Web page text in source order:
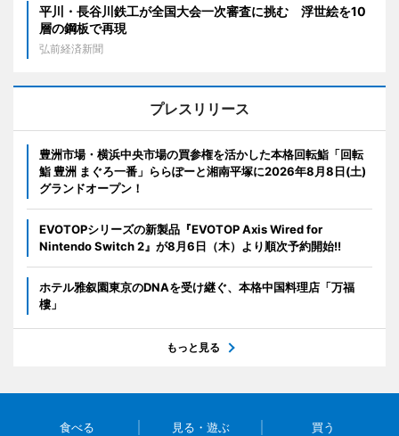
平川・長谷川鉄工が全国大会一次審査に挑む 浮世絵を10
層の鋼板で再現
弘前経済新聞
プレスリリース
豊洲市場・横浜中央市場の買参権を活かした本格回転鮨「回転
鮨 豊洲 まぐろ一番」ららぽーと湘南平塚に2026年8月8日(土)
グランドオープン！
EVOTOPシリーズの新製品『EVOTOP Axis Wired for
Nintendo Switch 2』が8月6日（木）より順次予約開始!!
ホテル雅叙園東京のDNAを受け継ぐ、本格中国料理店「万福
樓」
もっと見る
食べる 見る・遊ぶ 買う